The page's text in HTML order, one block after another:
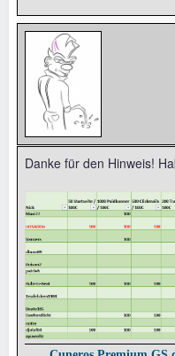
Danke für den Hinweis!